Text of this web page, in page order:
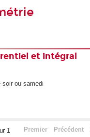
et intégral
soir ou samedi
1 Premier Précédent